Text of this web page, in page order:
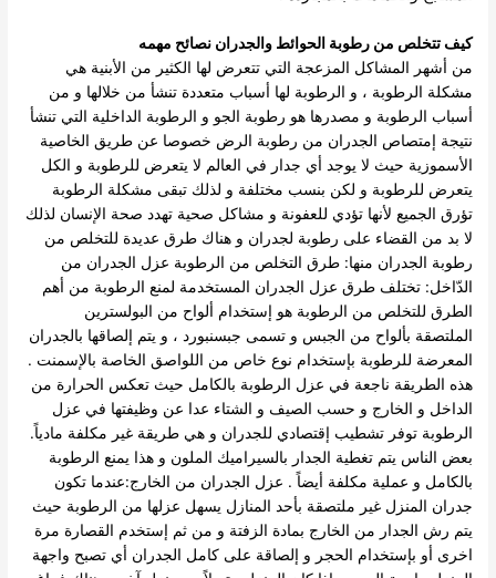
كيف تتخلص من رطوبة الحوائط والجدران نصائح مهمه
من أشهر المشاكل المزعجة التي تتعرض لها الكثير من الأبنية هي
مشكلة الرطوبة ، و الرطوبة لها أسباب متعددة تنشأ من خلالها و من
أسباب الرطوبة و مصدرها هو رطوبة الجو و الرطوبة الداخلية التي تنشأ
نتيجة إمتصاص الجدران من رطوبة الرض خصوصا عن طريق الخاصية
الأسموزية حيث لا يوجد أي جدار في العالم لا يتعرض للرطوبة و الكل
يتعرض للرطوبة و لكن بنسب مختلفة و لذلك تبقى مشكلة الرطوبة
تؤرق الجميع لأنها تؤدي للعفونة و مشاكل صحية تهدد صحة الإنسان لذلك
لا بد من القضاء على رطوبة لجدران و هناك طرق عديدة للتخلص من
رطوبة الجدران منها: طرق التخلص من الرطوبة عزل الجدران من
الدّاخل: تختلف طرق عزل الجدران المستخدمة لمنع الرطوبة من أهم
الطرق للتخلص من الرطوبة هو إستخدام ألواح من البولسترين
الملتصقة بألواح من الجبس و تسمى جبسنبورد ، و يتم إلصاقها بالجدران
المعرضة للرطوبة بإستخدام نوع خاص من اللواصق الخاصة بالإسمنت .
هذه الطريقة ناجعة في عزل الرطوبة بالكامل حيث تعكس الحرارة من
الداخل و الخارج و حسب الصيف و الشتاء عدا عن وظيفتها في عزل
الرطوبة توفر تشطيب إقتصادي للجدران و هي طريقة غير مكلفة مادياً.
بعض الناس يتم تغطية الجدار بالسيراميك الملون و هذا يمنع الرطوبة
بالكامل و عملية مكلفة أيضاً . عزل الجدران من الخارج:عندما تكون
جدران المنزل غير ملتصقة بأحد المنازل يسهل عزلها من الرطوبة حيث
يتم رش الجدار من الخارج بمادة الزفتة و من ثم إستخدم القصارة مرة
اخرى أو بإستخدام الحجر و إلصاقة على كامل الجدران أي تصبح واجهة